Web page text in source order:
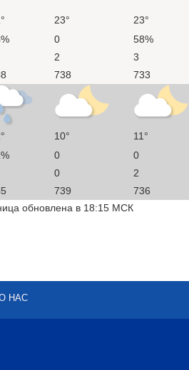
23° 23°
0 58%
2 3
738 733
10° 11°
0 0
0 2
739 736
обновлена в 18:15 МСК
НАС